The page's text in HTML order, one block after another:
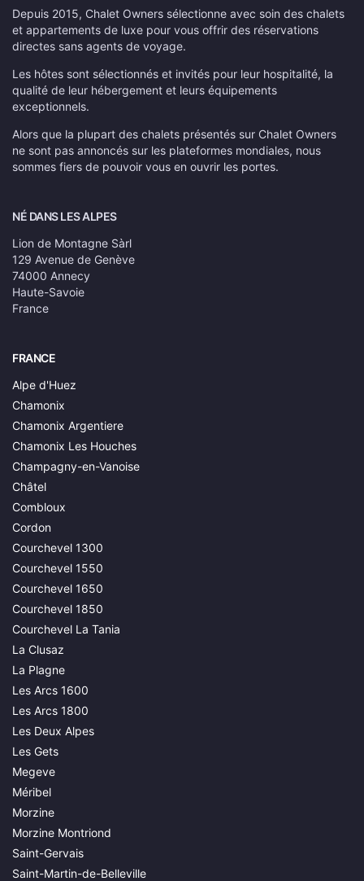
Depuis 2015, Chalet Owners sélectionne avec soin des chalets
et appartements de luxe pour vous offrir des réservations
directes sans agents de voyage.
Les hôtes sont sélectionnés et invités pour leur hospitalité, la
qualité de leur hébergement et leurs équipements
exceptionnels.
Alors que la plupart des chalets présentés sur Chalet Owners
ne sont pas annoncés sur les plateformes mondiales, nous
sommes fiers de pouvoir vous en ouvrir les portes.
NÉ DANS LES ALPES
Lion de Montagne Sàrl
129 Avenue de Genève
74000 Annecy
Haute-Savoie
France
FRANCE
Alpe d'Huez
Chamonix
Chamonix Argentiere
Chamonix Les Houches
Champagny-en-Vanoise
Châtel
Combloux
Cordon
Courchevel 1300
Courchevel 1550
Courchevel 1650
Courchevel 1850
Courchevel La Tania
La Clusaz
La Plagne
Les Arcs 1600
Les Arcs 1800
Les Deux Alpes
Les Gets
Megeve
Méribel
Morzine
Morzine Montriond
Saint-Gervais
Saint-Martin-de-Belleville